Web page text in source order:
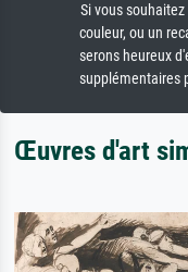
Si vous
couleur, ou un
serons heureux
supplémentaires
Œuvres d'art